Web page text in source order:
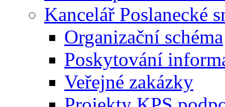
Kancelář Poslanecké
Organizační schéma
Poskytování
Veřejné zakázky